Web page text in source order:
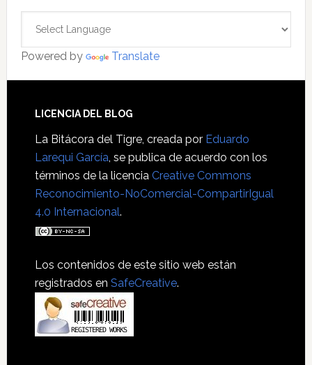
Powered by Translate
Footer
LICENCIA DEL BLOG
La Bitácora del Tigre, creada por Eduardo
Larequi García , se publica de acuerdo con los
términos de la licencia Creative Commons
Reconocimiento-NoComercial-CompartirIgual
4.0 Internacional.
Los contenidos de este sitio web están
registrados en SafeCreative.